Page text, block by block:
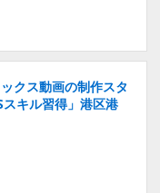
クス動画の制作スタ
キル習得」港区港